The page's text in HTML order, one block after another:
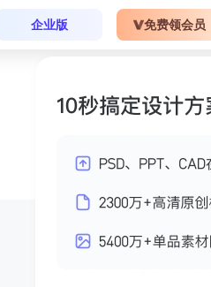
企业版 免费领会员